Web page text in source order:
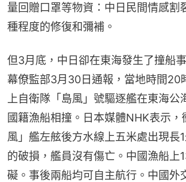
量回贈口罩等物資：中日民間情感割
種程度的修復和彌補。
但3月底，中日卻在東海發生了撞船
幕僚監部3月30日通報，當地時間20
上自衛隊「島風」號驅逐艦在東海公
國籍漁船相撞。日本媒體NHK表示，
風」艦左舷後方水線上五米處出現長
的破損，艦員沒有傷亡。中國漁船上
礙。事後兩船均可自主航行。中國外